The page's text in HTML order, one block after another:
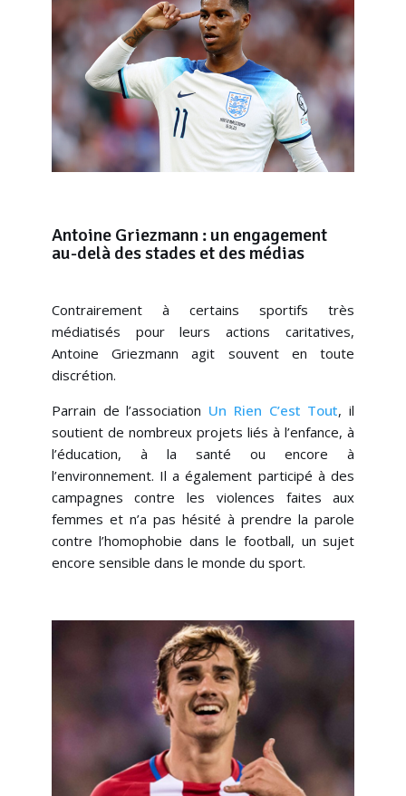
Antoine Griezmann : un engagement
au-delà des stades et des médias
Contrairement à certains sportifs très
médiatisés pour leurs actions caritatives,
Antoine Griezmann agit souvent en toute
discrétion.
Parrain de l’association Un Rien C’est Tout, il
soutient de nombreux projets liés à l’enfance, à
l’éducation, à la santé ou encore à
l’environnement. Il a également participé à des
campagnes contre les violences faites aux
femmes et n’a pas hésité à prendre la parole
contre l’homophobie dans le football, un sujet
encore sensible dans le monde du sport.